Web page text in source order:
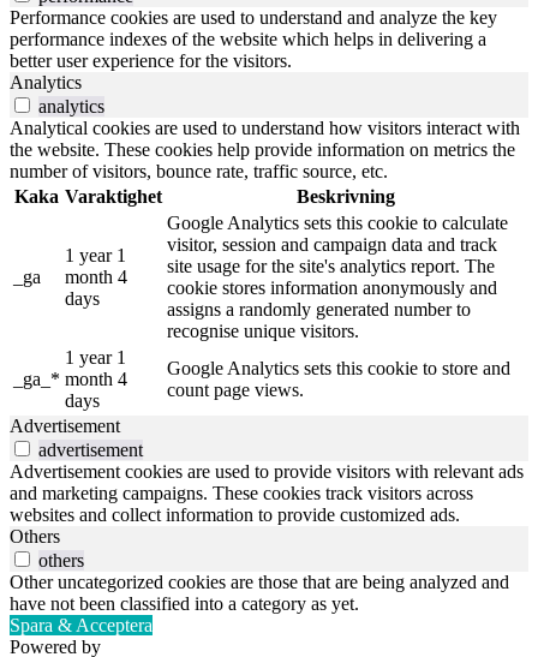
Performance cookies are used to understand and analyze the key
performance indexes of the website which helps in delivering a
better user experience for the visitors.
Analytics
analytics
Analytical cookies are used to understand how visitors interact with
the website. These cookies help provide information on metrics the
number of visitors, bounce rate, traffic source, etc.
Kaka Varaktighet Beskrivning
_ga
1 year 1
month 4
days
Google Analytics sets this cookie to calculate
visitor, session and campaign data and track
site usage for the site's analytics report. The
cookie stores information anonymously and
assigns a randomly generated number to
recognise unique visitors.
_ga_*
1 year 1
month 4
days
Google Analytics sets this cookie to store and
count page views.
Advertisement
advertisement
Advertisement cookies are used to provide visitors with relevant ads
and marketing campaigns. These cookies track visitors across
websites and collect information to provide customized ads.
Others
others
Other uncategorized cookies are those that are being analyzed and
have not been classified into a category as yet.
Spara & Acceptera
Powered by